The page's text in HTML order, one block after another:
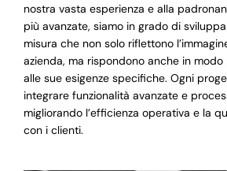
nostra vasta esperienza e alla
più avanzate, siamo in grado di
misura che non solo riflettono
azienda, ma rispondono anche in
alle sue esigenze specifiche. Ogni
integrare funzionalità avanzate e
migliorando l’efficienza operativa e la
con i clienti.